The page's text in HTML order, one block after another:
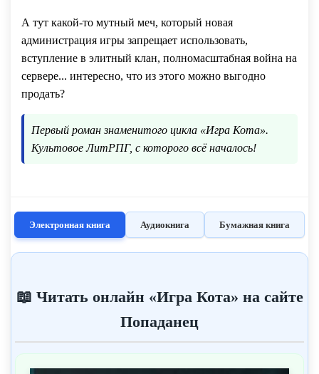
А тут какой-то мутный меч, который новая
администрация игры запрещает использовать,
вступление в элитный клан, полномасштабная война на
сервере... интересно, что из этого можно выгодно
продать?
Первый роман знаменитого цикла «Игра Кота».
Культовое ЛитРПГ, с которого всё началось!
Электронная книга Аудиокнига Бумажная книга
📖 Читать онлайн «Игра Кота» на сайте
Попаданец